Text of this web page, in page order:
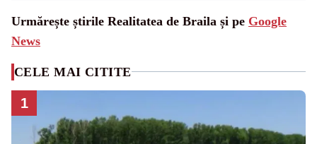
Urmărește știrile Realitatea de Braila și pe Google
News
CELE MAI CITITE
1